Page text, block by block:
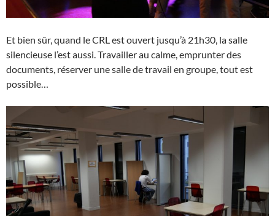
Et bien sûr, quand le CRL est ouvert jusqu’à 21h30, la salle
silencieuse l’est aussi. Travailler au calme, emprunter des
documents, réserver une salle de travail en groupe, tout est
possible…